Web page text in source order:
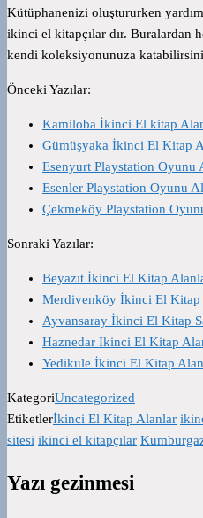
Kütüphanenizi oluştururken
ikinci el kitapçılar dır. Buralardan
kendi koleksiyonunuza
Önceki Yazılar:
Kamiloba İkinci El kitap
Gümüşyaka İkinci El Kitap
Esenyurt Playstation Oyunu
Esenler Playstation Oyunu
Çekmeköy Playstation
Sonraki Yazılar:
Beyazıt İkinci El Kitap
Merdivenköy İkinci El Kitap
Ayvansaray İkinci El Kitap
Haznedar İkinci El Kitap
Yedikule İkinci El Kitap
KategoriUncategorized
Etiketlerİkinci El Kitap Alanlar
sitesi ikinci el kitapçılar
Yazı gezinmesi